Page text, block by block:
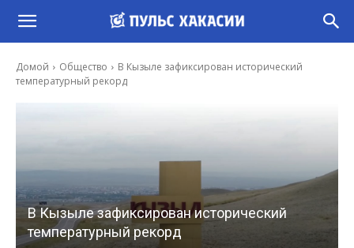
Домой Общество
В Кызыле зафиксирован исторический
температурный рекорд
В Кызыле зафиксирован исторический
температурный рекорд